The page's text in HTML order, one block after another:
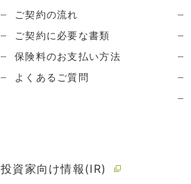
ご契約の流れ
ご契約に必要な書類
保険料のお支払い方法
よくあるご質問
投資家向け情報(IR)